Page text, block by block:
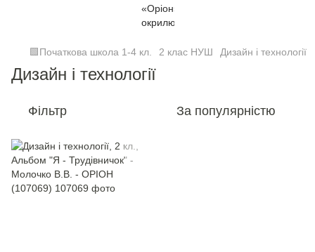
🟩Початкова школа 1-4 кл. 2 клас НУШ Дизайн і технології
Дизайн і технології
Фільтр За популярністю